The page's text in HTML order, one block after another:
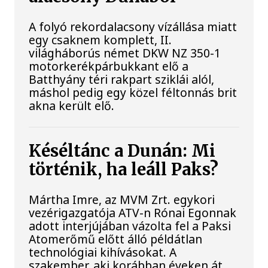
A folyó rekordalacsony vízállása miatt
egy csaknem komplett, II.
világháborús német DKW NZ 350-1
motorkerékpárbukkant elő a
Batthyány téri rakpart sziklái alól,
máshol pedig egy közel féltonnás brit
akna került elő.
Késéltánc a Dunán: Mi
történik, ha leáll Paks?
Mártha Imre, az MVM Zrt. egykori
vezérigazgatója ATV-n Rónai Egonnak
adott interjújában vázolta fel a Paksi
Atomerőmű előtt álló példátlan
technológiai kihívásokat. A